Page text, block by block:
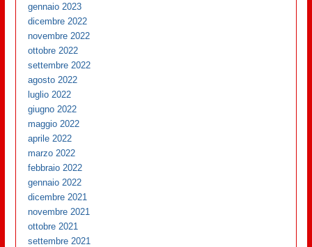
gennaio 2023
dicembre 2022
novembre 2022
ottobre 2022
settembre 2022
agosto 2022
luglio 2022
giugno 2022
maggio 2022
aprile 2022
marzo 2022
febbraio 2022
gennaio 2022
dicembre 2021
novembre 2021
ottobre 2021
settembre 2021